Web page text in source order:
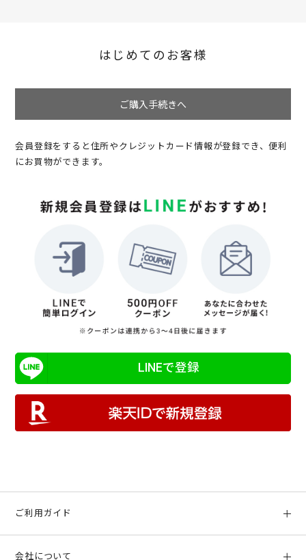
はじめてのお客様
ご購入手続きへ
会員登録をすると住所やクレジットカード情報が登録でき、便利
にお買物ができます。
LINEで登録
ご利用ガイド
会社について